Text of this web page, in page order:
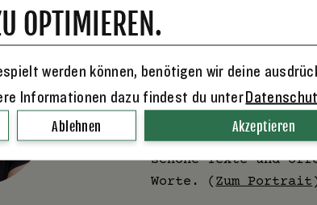
Valérie war
des FarmTickers (bis
2024) und immer zur
wenn's "brennt". Sie
schöne Texte und
Worte. ( Zum Portrait
OPTIMIEREN.
werden können, benötigen wir deine
Informationen dazu findest du unter
Ablehnen Akzeptieren